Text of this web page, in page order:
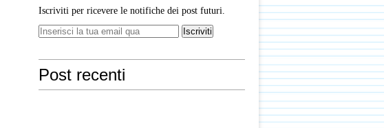
Iscriviti per ricevere le notifiche dei post futuri.
Post recenti